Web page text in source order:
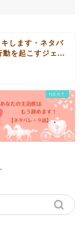
します・ネタバ
動を起こすジェ...